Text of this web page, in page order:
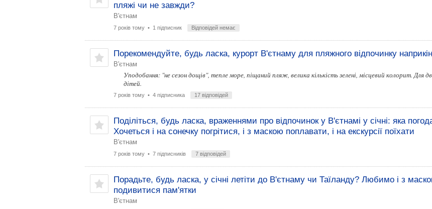
пляжі чи не завжди?
В'єтнам
7 років тому• 1 підписник Відповідей немає
Порекомендуйте, будь ласка, курорт В'єтнаму для пляжного відпочинку
В'єтнам
Уподобання: "не сезон дощів", ​​тепле море, піщаний пляж, велика кількість зелені, місцевий колорит. Для
дітей.
7 років тому• 4 підписника 17 відповідей
Поділіться, будь ласка, враженнями про відпочинок у В'єтнамі у січні: яка
Хочеться і на сонечку погрітися, і з маскою поплавати, і на екскурсії поїхати
В'єтнам
7 років тому• 7 підписників 7 відповідей
Порадьте, будь ласка, у січні летіти до В'єтнаму чи Таїланду? Любимо і з
подивитися пам'ятки
В'єтнам